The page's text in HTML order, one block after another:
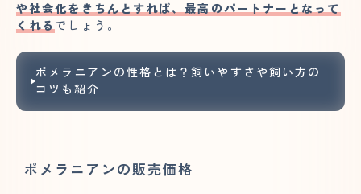
や社会化をきちんとすれば、最高のパートナーとなって
くれる でしょう。
ポメラニアンの性格とは？飼いやすさや飼い方の
コツも紹介
ポメラニアンの販売価格